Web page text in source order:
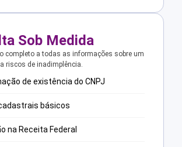
Sob Medida
completo a todas as informações sobre um
riscos de inadimplência.
de existência do CNPJ
básicos
na Receita Federal